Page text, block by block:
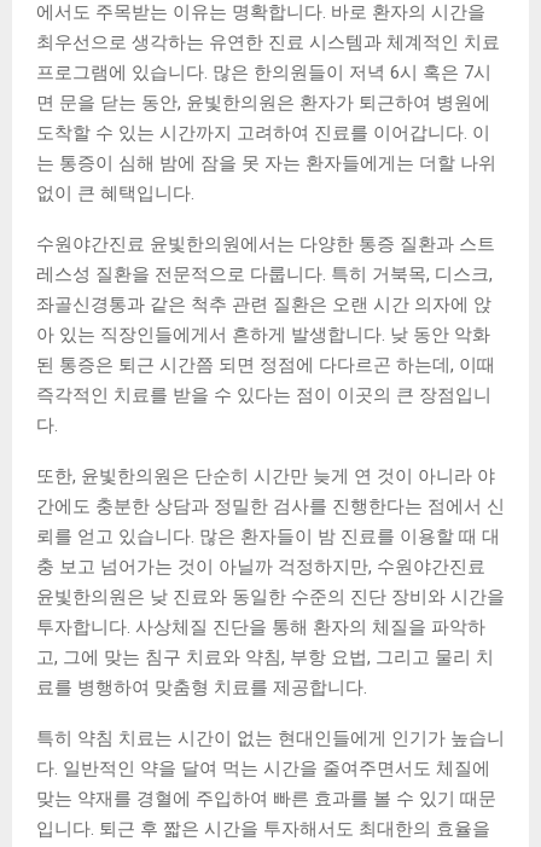
에서도 주목받는 이유는 명확합니다. 바로 환자의 시간을
최우선으로 생각하는 유연한 진료 시스템과 체계적인 치료
프로그램에 있습니다. 많은 한의원들이 저녁 6시 혹은 7시
면 문을 닫는 동안, 윤빛한의원은 환자가 퇴근하여 병원에
도착할 수 있는 시간까지 고려하여 진료를 이어갑니다. 이
는 통증이 심해 밤에 잠을 못 자는 환자들에게는 더할 나위
없이 큰 혜택입니다.
수원야간진료 윤빛한의원에서는 다양한 통증 질환과 스트
레스성 질환을 전문적으로 다룹니다. 특히 거북목, 디스크,
좌골신경통과 같은 척추 관련 질환은 오랜 시간 의자에 앉
아 있는 직장인들에게서 흔하게 발생합니다. 낮 동안 악화
된 통증은 퇴근 시간쯤 되면 정점에 다다르곤 하는데, 이때
즉각적인 치료를 받을 수 있다는 점이 이곳의 큰 장점입니
다.
또한, 윤빛한의원은 단순히 시간만 늦게 연 것이 아니라 야
간에도 충분한 상담과 정밀한 검사를 진행한다는 점에서 신
뢰를 얻고 있습니다. 많은 환자들이 밤 진료를 이용할 때 대
충 보고 넘어가는 것이 아닐까 걱정하지만, 수원야간진료
윤빛한의원은 낮 진료와 동일한 수준의 진단 장비와 시간을
투자합니다. 사상체질 진단을 통해 환자의 체질을 파악하
고, 그에 맞는 침구 치료와 약침, 부항 요법, 그리고 물리 치
료를 병행하여 맞춤형 치료를 제공합니다.
특히 약침 치료는 시간이 없는 현대인들에게 인기가 높습니
다. 일반적인 약을 달여 먹는 시간을 줄여주면서도 체질에
맞는 약재를 경혈에 주입하여 빠른 효과를 볼 수 있기 때문
입니다. 퇴근 후 짧은 시간을 투자해서도 최대한의 효율을